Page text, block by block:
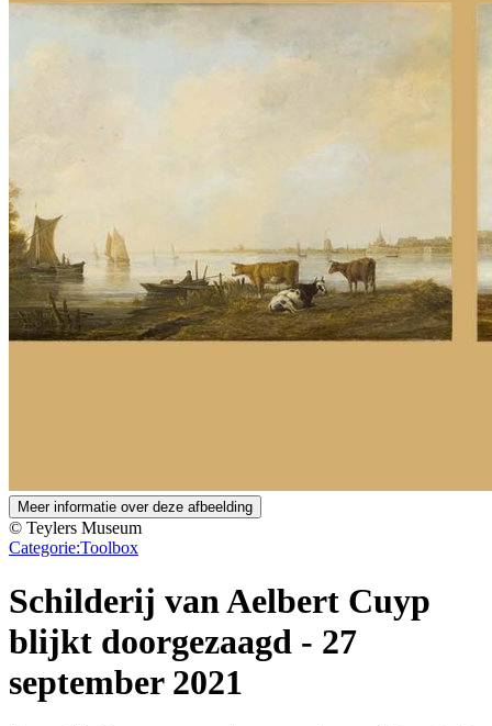
Meer informatie over deze afbeelding
© Teylers Museum
Categorie:Toolbox
Schilderij van Aelbert Cuyp
blijkt doorgezaagd - 27
september 2021